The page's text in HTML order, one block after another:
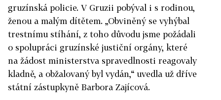
gruzínská policie. V Gruzii pobýval i s rodinou,
ženou a malým dítětem. „Obviněný se vyhýbal
trestnímu stíhání, z toho důvodu jsme požádali
o spolupráci gruzínské justiční orgány, které
na žádost ministerstva spravedlnosti reagovaly
kladně, a obžalovaný byl vydán,“ uvedla už dříve
státní zástupkyně Barbora Zajícová.